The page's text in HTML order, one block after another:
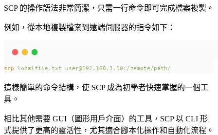
SCP 的操作語法非常簡潔，只需一行命令即可完成檔案複製。
例如，從本地複製檔案到遠端伺服器的指令如下：
scp localfile.txt user@192.168.1.10:/remote/path/
這樣簡單的命令結構，使 SCP 成為初學者快速掌握的一個工
具。
相比其他需要 GUI（圖形用戶介面）的工具，SCP 以 CLI 形
式提供了更高的靈活性，尤其適合腳本化操作和自動化流程。